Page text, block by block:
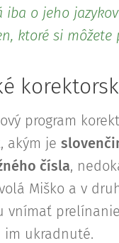
iba o jeho
ktoré si
program
akým je
čísla,
Miško a v
vnímať
im ukradnuté.